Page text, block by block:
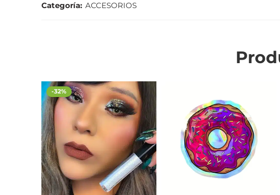
Categoría: ACCESORIOS
-32%